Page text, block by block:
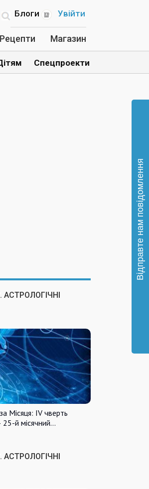
Увійти
Блоги
Рецепти Магазин
Спецпроекти
Місяця: IV чверть
25-й місячний…
Відправте нам повідомлення